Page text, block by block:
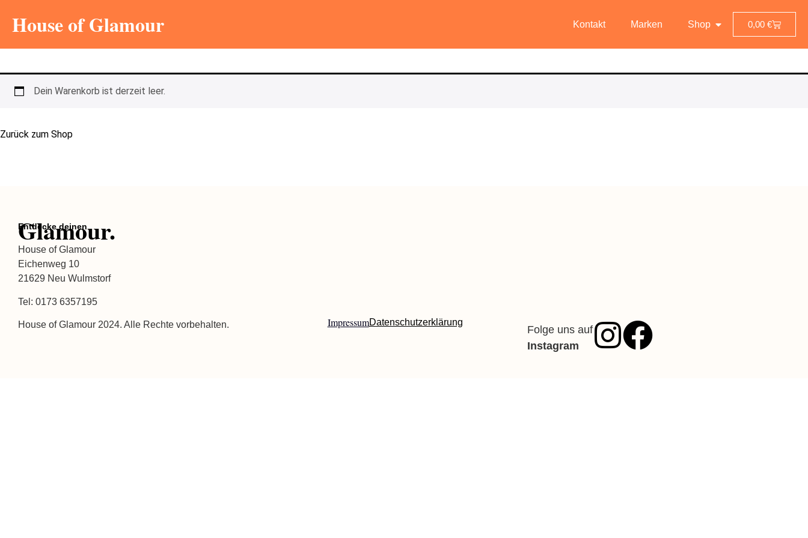
House of Glamour Kontakt Marken Shop 0,00 €
Dein Warenkorb ist derzeit leer.
Zurück zum Shop
Entdecke deinen
Glamour.
House of Glamour
Eichenweg 10
21629 Neu Wulmstorf
Tel: 0173 6357195
Folge uns auf
Instagram
House of Glamour 2024. Alle Rechte vorbehalten. ImpressumDatenschutzerklärung